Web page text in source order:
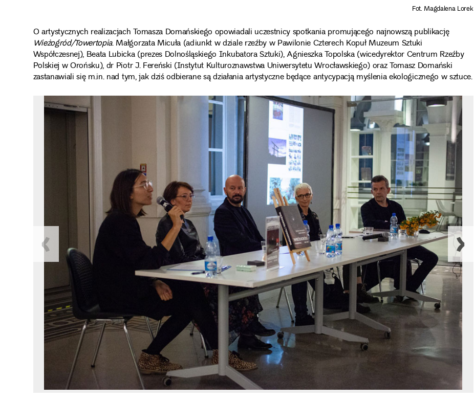
Fot. Magdalena Lorek
O artystycznych realizacjach Tomasza Domańskiego opowiadali uczestnicy spotkania promującego najnowszą publikację
Wieżogród/Towertopia. Małgorzata Micuła (adiunkt w dziale rzeźby w Pawilonie Czterech Kopuł Muzeum Sztuki
Współczesnej), Beata Lubicka (prezes Dolnośląskiego Inkubatora Sztuki), Agnieszka Topolska (wicedyrektor Centrum Rzeźby
Polskiej w Orońsku), dr Piotr J. Fereński (Instytut Kulturoznawstwa Uniwersytetu Wrocławskiego) oraz Tomasz Domański
zastanawiali się m.in. nad tym, jak dziś odbierane są działania artystyczne będące antycypacją myślenia ekologicznego w sztuce.